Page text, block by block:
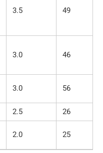
3.5 49
3.0 46
3.0 56
2.5 26
2.0 25